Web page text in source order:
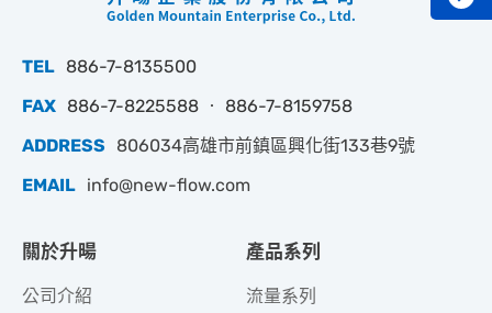
TEL 886-7-8135500
FAX 886-7-8225588 ‧ 886-7-8159758
ADDRESS
806034高雄市前鎮區興化街133巷9號
EMAIL info@new-flow.com
關於升暘
公司介紹
產品系列
流量系列